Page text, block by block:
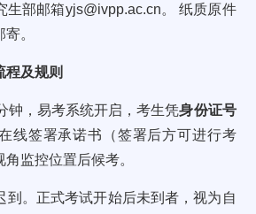
生部邮箱yjs@ivpp.ac.cn。 纸质原件
。
程及规则
，易考系统开启，考生凭身份证号
线签署承诺书（签署后方可进行考
监控位置后候考。
。正式考试开始后未到者，视为自